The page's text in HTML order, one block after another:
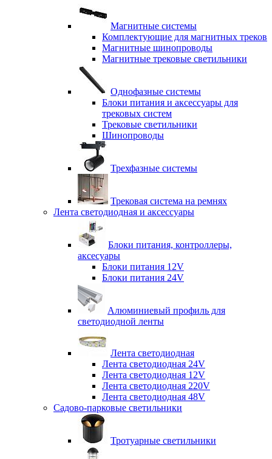
Магнитные системы
Комплектующие для магнитных треков
Магнитные шинопроводы
Магнитные трековые светильники
Однофазные системы
Блоки питания и аксессуары для
трековых систем
Трековые светильники
Шинопроводы
Трехфазные системы
Трековая система на ремнях
Лента светодиодная и аксессуары
Блоки питания, контроллеры,
аксесуары
Блоки питания 12V
Блоки питания 24V
Алюминиевый профиль для
светодиодной ленты
Лента светодиодная
Лента светодиодная 24V
Лента светодиодная 12V
Лента светодиодная 220V
Лента светодиодная 48V
Садово-парковые светильники
Тротуарные светильники